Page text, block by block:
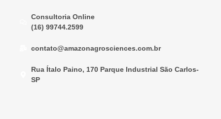
Consultoria Online
(16) 99744.2599
contato@amazonagrosciences.com.br
Rua Ítalo Paino, 170 Parque Industrial São Carlos-
SP